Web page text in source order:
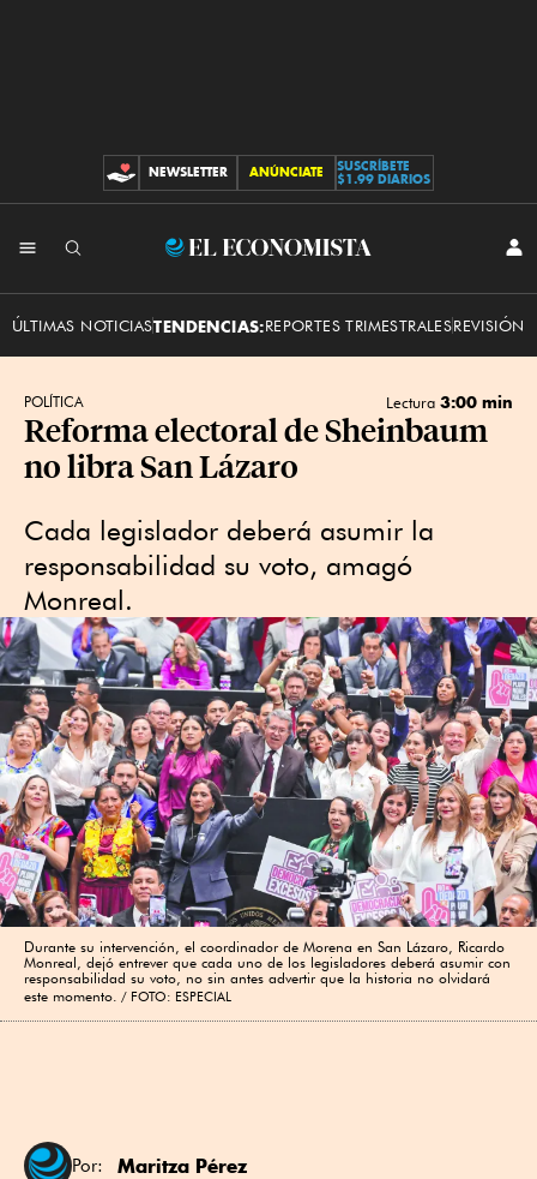
CONTRIBUCIONES
NEWSLETTER ANÚNCIATE
SUSCRÍBETE
$1.99 DIARIOS
El
ÚLTIMAS NOTICIASTENDENCIAS:REPORTES TRIMESTRALESREVISIÓN
POLÍTICA Lectura 3:00 min
Reforma electoral de Sheinbaum
no libra San Lázaro
Cada legislador deberá asumir la
responsabilidad su voto, amagó
Monreal.
Durante su intervención, el coordinador de Morena en San Lázaro, Ricardo
Monreal, dejó entrever que cada uno de los legisladores deberá asumir con
responsabilidad su voto, no sin antes advertir que la historia no olvidará
este momento.
FOTO: ESPECIAL
Por: Maritza Pérez